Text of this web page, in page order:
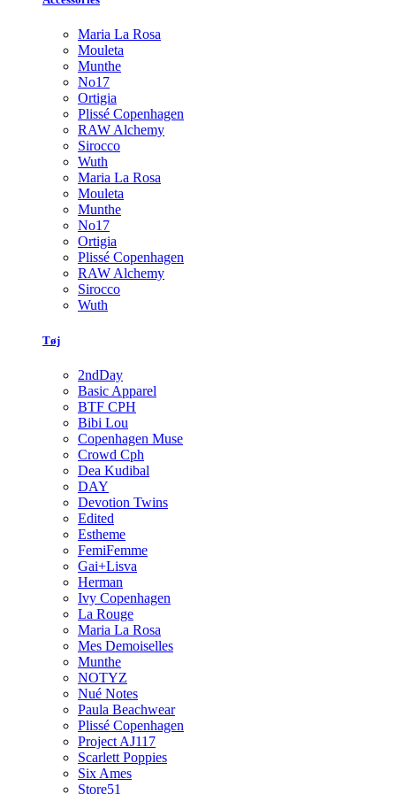
Maria La Rosa
Mouleta
Munthe
No17
Ortigia
Plissé Copenhagen
RAW Alchemy
Sirocco
Wuth
Maria La Rosa
Mouleta
Munthe
No17
Ortigia
Plissé Copenhagen
RAW Alchemy
Sirocco
Wuth
Tøj
2ndDay
Basic Apparel
BTF CPH
Bibi Lou
Copenhagen Muse
Crowd Cph
Dea Kudibal
DAY
Devotion Twins
Edited
Estheme
FemiFemme
Gai+Lisva
Herman
Ivy Copenhagen
La Rouge
Maria La Rosa
Mes Demoiselles
Munthe
NOTYZ
Nué Notes
Paula Beachwear
Plissé Copenhagen
Project AJ117
Scarlett Poppies
Six Ames
Store51